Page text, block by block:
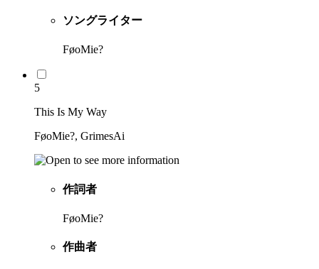
ソングライター
FøoMie?
5
This Is My Way
FøoMie?, GrimesAi
作詞者
FøoMie?
作曲者